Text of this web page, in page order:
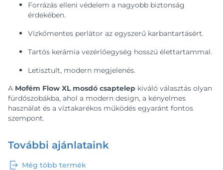
Forrázás elleni védelem a nagyobb biztonság
érdekében.
Vízkőmentes perlátor az egyszerű karbantartásért.
Tartós kerámia vezérlőegység hosszú élettartammal.
Letisztult, modern megjelenés.
A Mofém Flow XL mosdó csaptelep kiváló választás olyan
fürdőszobákba, ahol a modern design, a kényelmes
használat és a víztakarékos működés egyaránt fontos
szempont.
További ajánlataink
Még több termék